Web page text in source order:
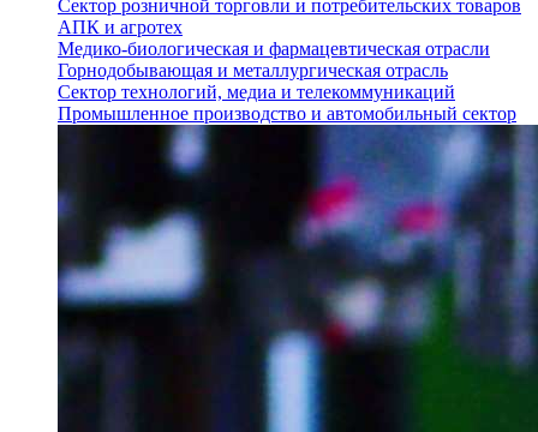
Сектор розничной торговли и потребительских товаров
АПК и агротех
Медико-биологическая и фармацевтическая отрасли
Горнодобывающая и металлургическая отрасль
Сектор технологий, медиа и телекоммуникаций
Промышленное производство и автомобильный сектор